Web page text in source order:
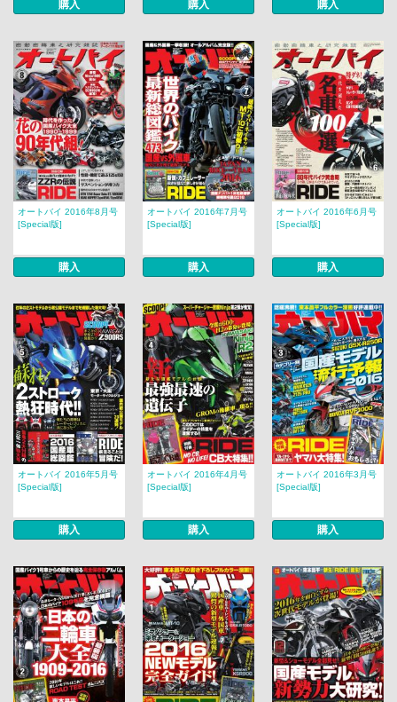
購入 購入 購入
オートバイ 2016年8月号
[Special版]
購入
オートバイ 2016年7月号
[Special版]
購入
オートバイ 2016年6月号
[Special版]
購入
オートバイ 2016年5月号
[Special版]
購入
オートバイ 2016年4月号
[Special版]
購入
オートバイ 2016年3月号
[Special版]
購入